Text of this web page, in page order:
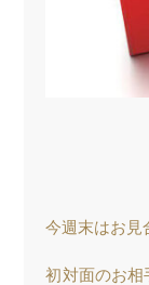
今週末はお見
初対面のお相